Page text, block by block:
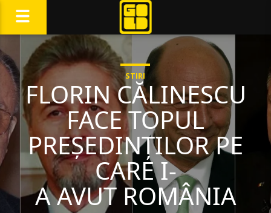
STIRI
FLORIN CĂLINESCU
FACE TOPUL
PREȘEDINȚILOR PE
CARE I-
A AVUT ROMÂNIA